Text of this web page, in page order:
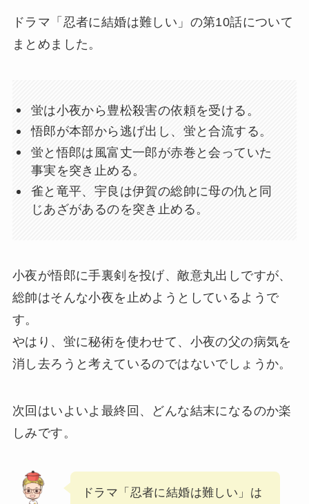
ドラマ「忍者に結婚は難しい」の第10話について
まとめました。
蛍は小夜から豊松殺害の依頼を受ける。
悟郎が本部から逃げ出し、蛍と合流する。
蛍と悟郎は風富丈一郎が赤巻と会っていた
事実を突き止める。
雀と竜平、宇良は伊賀の総帥に母の仇と同
じあざがあるのを突き止める。
小夜が悟郎に手裏剣を投げ、敵意丸出しですが、
総帥はそんな小夜を止めようとしているようで
す。
やはり、蛍に秘術を使わせて、小夜の父の病気を
消し去ろうと考えているのではないでしょうか。
次回はいよいよ最終回、どんな結末になるのか楽
しみです。
ドラマ「忍者に結婚は難しい」は